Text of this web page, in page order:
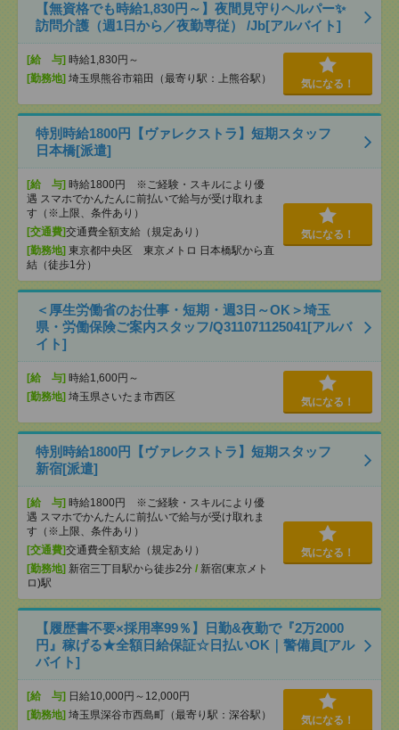
【無資格でも時給1,830円～】夜間見守りヘルパー✨
訪問介護（週1日から／夜勤専従） /Jb[アルバイト]
[給 与] 時給1,830円～
[勤務地] 埼玉県熊谷市箱田（最寄り駅：上熊谷駅） 気になる！
特別時給1800円【ヴァレクストラ】短期スタッフ
日本橋[派遣]
[給 与] 時給1800円 ※ご経験・スキルにより優
遇 スマホでかんたんに前払いで給与が受け取れま
す（※上限、条件あり）
[交通費]交通費全額支給（規定あり）
[勤務地] 東京都中央区 東京メトロ 日本橋駅から直
結（徒歩1分）
気になる！
＜厚生労働省のお仕事・短期・週3日～OK＞埼玉
県・労働保険ご案内スタッフ/Q311071125041[アルバ
イト]
[給 与] 時給1,600円～
[勤務地] 埼玉県さいたま市西区 気になる！
特別時給1800円【ヴァレクストラ】短期スタッフ
新宿[派遣]
[給 与] 時給1800円 ※ご経験・スキルにより優
遇 スマホでかんたんに前払いで給与が受け取れま
す（※上限、条件あり）
[交通費]交通費全額支給（規定あり）
[勤務地] 新宿三丁目駅から徒歩2分 / 新宿(東京メト
ロ)駅
気になる！
【履歴書不要×採用率99％】日勤&夜勤で『2万2000
円』稼げる★全額日給保証☆日払いOK｜警備員[アル
バイト]
[給 与] 日給10,000円～12,000円
[勤務地] 埼玉県深谷市西島町（最寄り駅：深谷駅） 気になる！